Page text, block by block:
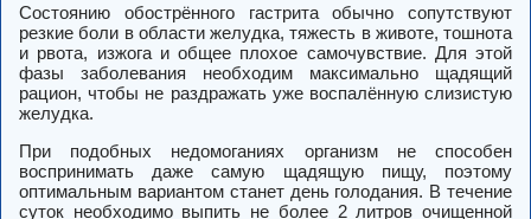
Состоянию обострённого гастрита обычно сопутствуют
резкие боли в области желудка, тяжесть в животе, тошнота
и рвота, изжога и общее плохое самочувствие. Для этой
фазы заболевания необходим максимально щадящий
рацион, чтобы не раздражать уже воспалённую слизистую
желудка.
При подобных недомоганиях организм не способен
воспринимать даже самую щадящую пищу, поэтому
оптимальным вариантом станет день голодания. В течение
суток необходимо выпить не более 2 литров очищенной